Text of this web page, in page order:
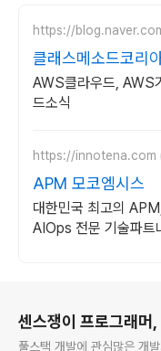
https://
클래스메소드코리
AWS클라우드, AWS
드소식
https://innotena.com
APM 모코엠시스
대한민국 최고의
AIOps 전문 기술파트
센스쟁이 프로그래머,
풀스택 개발에 관심많은 개